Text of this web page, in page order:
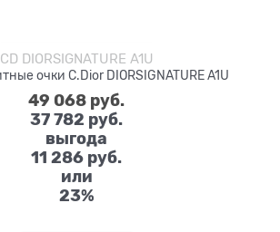
CD DIORSIGNATURE A1U
очки C.Dior DIORSIGNATURE A1U
49 068 руб.
37 782 руб.
выгода
11 286 руб.
или
23%